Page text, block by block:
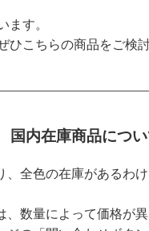
す。
こちらの商品をご検討
国内在庫商品につ
全色の在庫があるわけ
数量によって価格が異